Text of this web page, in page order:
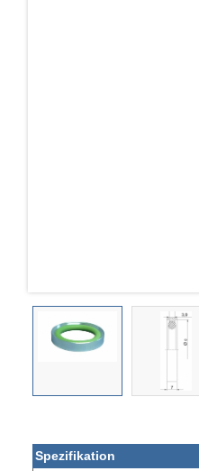
Spezifikation